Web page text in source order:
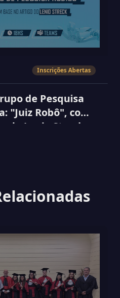
Inscrições Abertas
de Pesquisa
"Juiz Robô", com
do Lenio Streck